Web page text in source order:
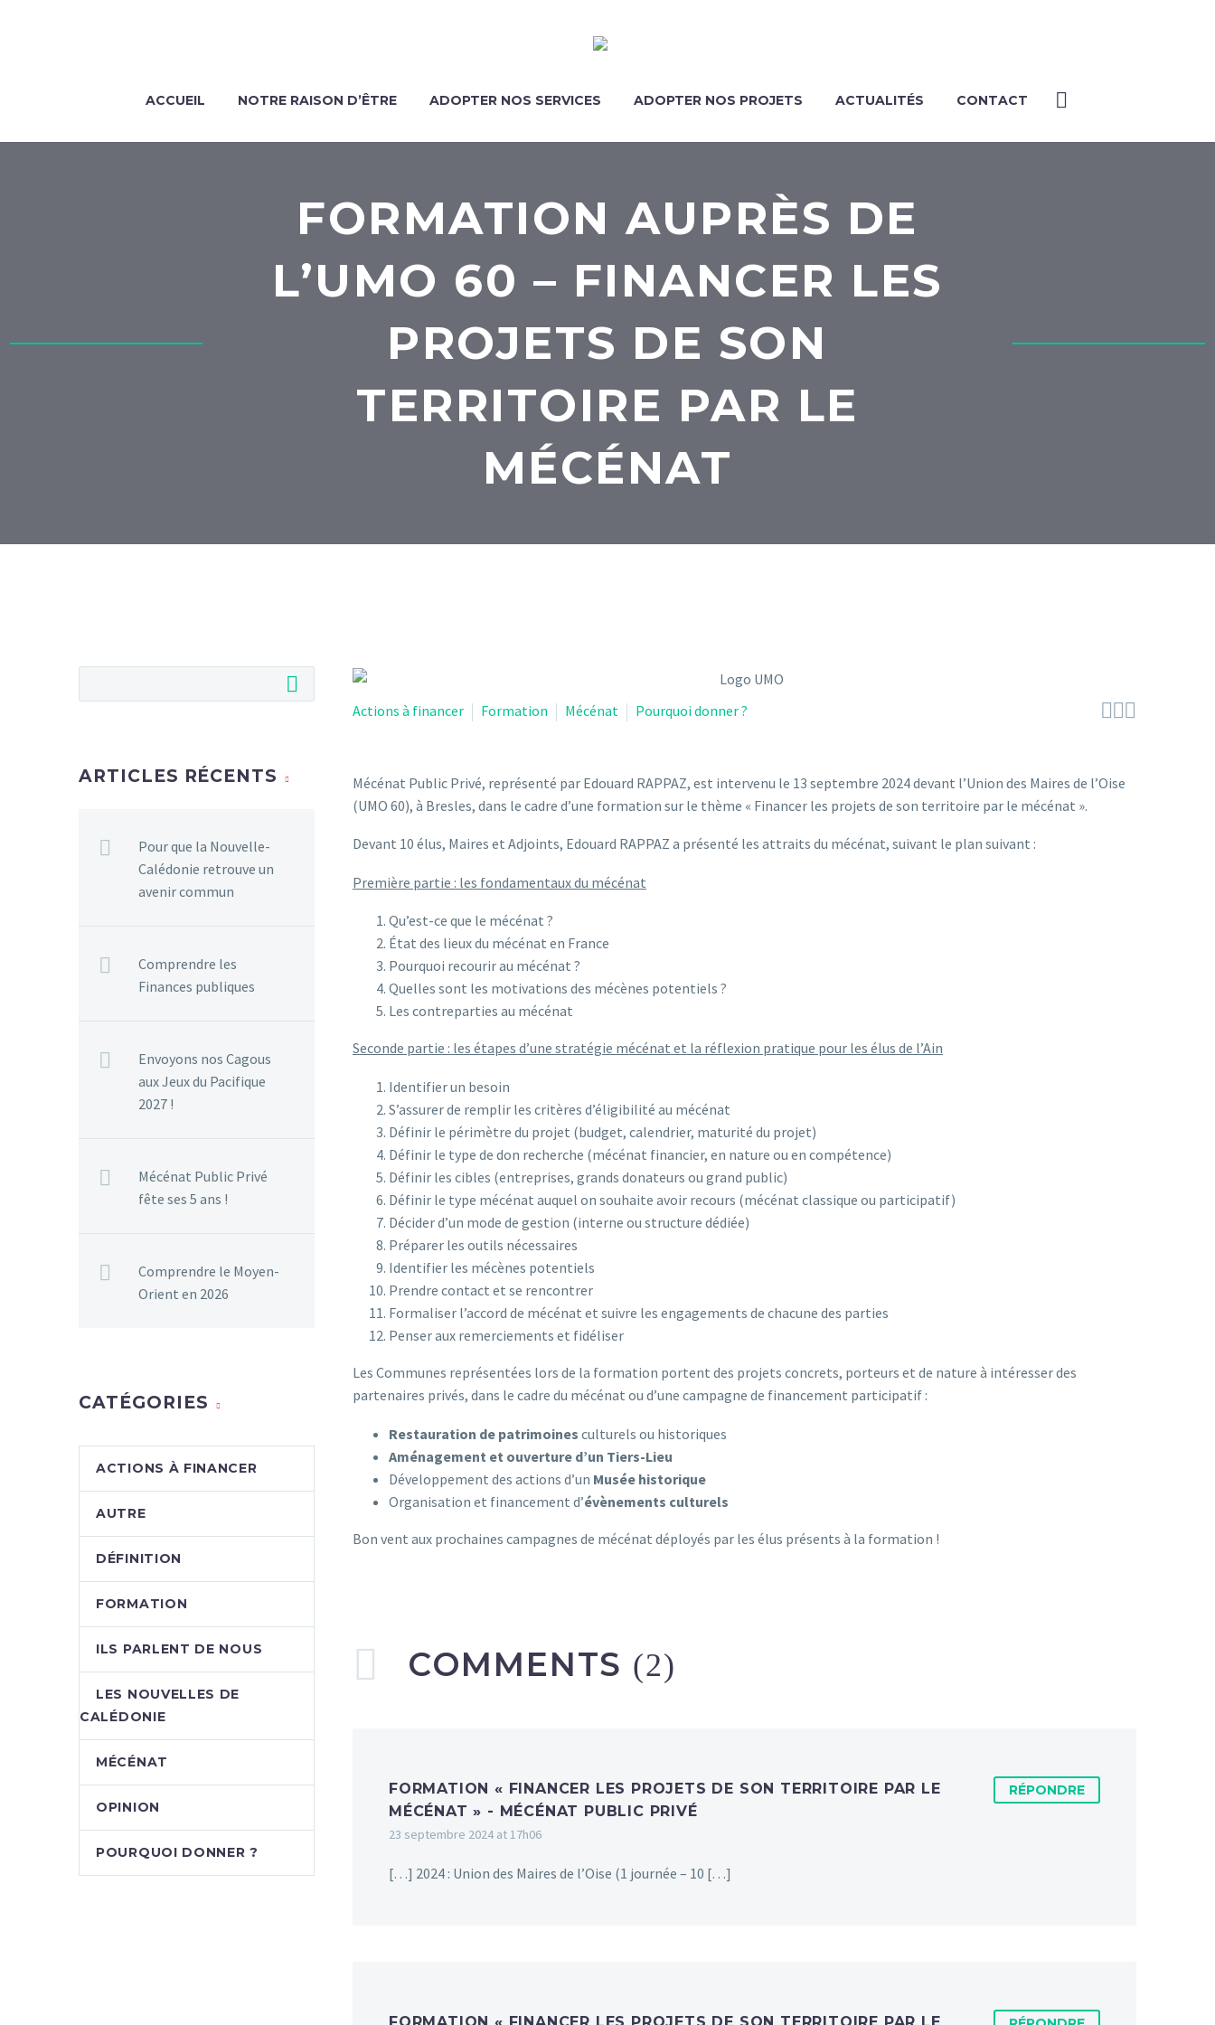
ACCUEIL NOTRE RAISON D’ÊTRE ADOPTER NOS SERVICES ADOPTER NOS PROJETS ACTUALITÉS CONTACT
FORMATION AUPRÈS DE
L’UMO 60 – FINANCER LES
PROJETS DE SON
TERRITOIRE PAR LE
MÉCÉNAT

Actions à financer Formation Mécénat Pourquoi donner ?
Mécénat Public Privé, représenté par Edouard RAPPAZ, est intervenu le 13 septembre 2024 devant l’Union des Maires de l’Oise
(UMO 60), à Bresles, dans le cadre d’une formation sur le thème « Financer les projets de son territoire par le mécénat ».
Devant 10 élus, Maires et Adjoints, Edouard RAPPAZ a présenté les attraits du mécénat, suivant le plan suivant :
Première partie : les fondamentaux du mécénat
Qu’est-ce que le mécénat ?
État des lieux du mécénat en France
Pourquoi recourir au mécénat ?
Quelles sont les motivations des mécènes potentiels ?
Les contreparties au mécénat
Seconde partie : les étapes d’une stratégie mécénat et la réflexion pratique pour les élus de l’Ain
Identifier un besoin
S’assurer de remplir les critères d’éligibilité au mécénat
Définir le périmètre du projet (budget, calendrier, maturité du projet)
Définir le type de don recherche (mécénat financier, en nature ou en compétence)
Définir les cibles (entreprises, grands donateurs ou grand public)
Définir le type mécénat auquel on souhaite avoir recours (mécénat classique ou participatif)
Décider d’un mode de gestion (interne ou structure dédiée)
Préparer les outils nécessaires
Identifier les mécènes potentiels
Prendre contact et se rencontrer
Formaliser l’accord de mécénat et suivre les engagements de chacune des parties
Penser aux remerciements et fidéliser
Les Communes représentées lors de la formation portent des projets concrets, porteurs et de nature à intéresser des
partenaires privés, dans le cadre du mécénat ou d’une campagne de financement participatif :
Restauration de patrimoines culturels ou historiques
Aménagement et ouverture d’un Tiers-Lieu
Développement des actions d’un Musée historique
Organisation et financement d’évènements culturels
Bon vent aux prochaines campagnes de mécénat déployés par les élus présents à la formation !
COMMENTS (2)
FORMATION « FINANCER LES PROJETS DE SON TERRITOIRE PAR LE
MÉCÉNAT » - MÉCÉNAT PUBLIC PRIVÉ
23 septembre 2024 at 17h06
RÉPONDRE
[…] 2024 : Union des Maires de l’Oise (1 journée – 10 […]
ARTICLES RÉCENTS
Pour que la Nouvelle-
Calédonie retrouve un
avenir commun
Comprendre les
Finances publiques
Envoyons nos Cagous
aux Jeux du Pacifique
2027 !
Mécénat Public Privé
fête ses 5 ans !
Comprendre le Moyen-
Orient en 2026
CATÉGORIES
ACTIONS À FINANCER
AUTRE
DÉFINITION
FORMATION
ILS PARLENT DE NOUS
LES NOUVELLES DE
CALÉDONIE
MÉCÉNAT
OPINION
POURQUOI DONNER ?